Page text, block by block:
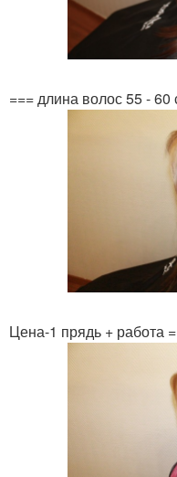
=== длина волос 55 - 60
Цена-1 прядь + работа